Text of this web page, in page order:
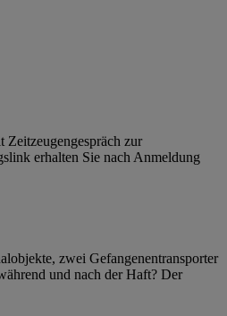
Zeitzeugengespräch zur
erhalten Sie nach Anmeldung
zwei Gefangenentransporter
und nach der Haft? Der